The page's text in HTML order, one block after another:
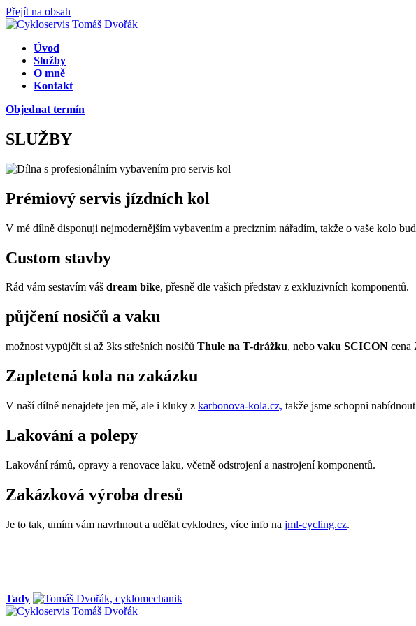
Přejít na obsah
Úvod
Služby
O mně
Kontakt
Objednat termín
SLUŽBY
Prémiový servis jízdních kol
V mé dílně disponuji nejmodernějším vybavením a precizním nářadím, takže o vaše kolo
Custom stavby
Rád vám sestavím váš dream bike, přesně dle vašich představ z exkluzivních komponentů.
půjčení nosičů a vaku
možnost vypůjčit si až 3ks střešních nosičů Thule na T-drážku, nebo vaku SCICON cena
Zapletená kola na zakázku
V naší dílně nenajdete jen mě, ale i kluky z karbonova-kola.cz, takže jsme schopni
Lakování a polepy
Lakování rámů, opravy a renovace laku, včetně odstrojení a nastrojení komponentů.
Zakázková výroba dresů
Je to tak, umím vám navrhnout a udělat cyklodres, více info na jml-cycling.cz.
Tady